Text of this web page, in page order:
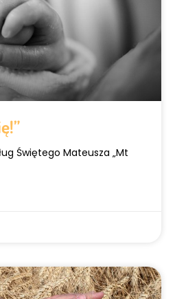
Świętego Mateusza „Mt